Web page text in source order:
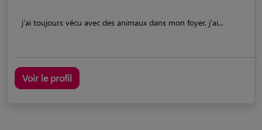
j'ai toujours vécu avec des animaux dans mon foyer. j'ai...
Voir le profil